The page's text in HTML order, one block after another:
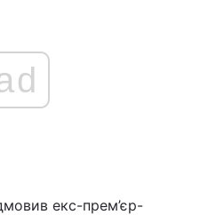
екс-прем’єр-